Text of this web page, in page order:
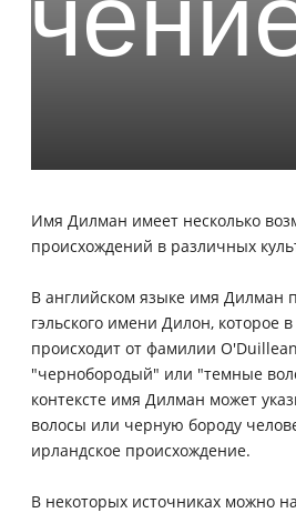
Имя Дилман имеет несколько
происхождений в различных
В английском языке имя Дилман
гэльского имени Дилон, которое
происходит от фамилии
"чернобородый" или "темные
контексте имя Дилман может
волосы или черную бороду
ирландское происхождение.
В некоторых источниках можно